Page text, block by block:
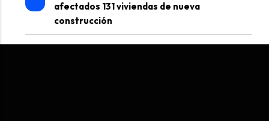
afectados 131 viviendas de nueva
construcción